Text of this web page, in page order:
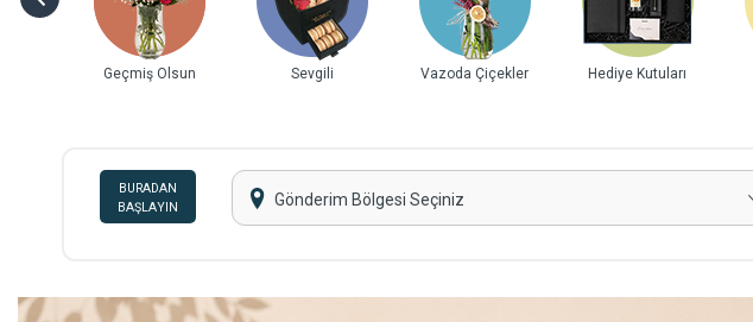
Geçmiş Olsun Sevgili Vazoda Çiçekler Hediye Kutuları
BURADAN
BAŞLAYIN
Gönderim Bölgesi Seçiniz